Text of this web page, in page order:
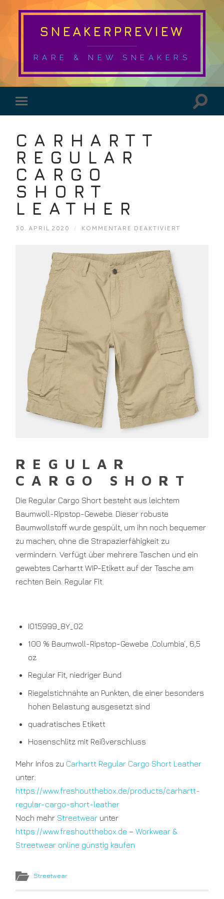
SNEAKERPREVIEW
RARE & NEW SNEAKERS
CARHARTT
REGULAR
CARGO
SHORT
LEATHER
30. APRIL 2020 / KOMMENTARE DEAKTIVIERT
REGULAR
CARGO SHORT
Die Regular Cargo Short besteht aus leichtem
Baumwoll-Ripstop-Gewebe. Dieser robuste
Baumwollstoff wurde gespült, um ihn noch bequemer
zu machen, ohne die Strapazierfähigkeit zu
vermindern. Verfügt über mehrere Taschen und ein
gewebtes Carhartt WIP-Etikett auf der Tasche am
rechten Bein. Regular Fit.
I015999_8Y_02
100 % Baumwoll-Ripstop-Gewebe ‚Columbia‘, 6,5
oz
Regular Fit, niedriger Bund
Riegelstichnähte an Punkten, die einer besonders
hohen Belastung ausgesetzt sind
quadratisches Etikett
Hosenschlitz mit Reißverschluss
Mehr Infos zu Carhartt Regular Cargo Short Leather
unter:
https://www.freshoutthebox.de/products/carhartt-
regular-cargo-short-leather
Noch mehr Streetwear unter
https://www.freshoutthebox.de –Workwear &
Streetwear online günstig kaufen
Streetwear